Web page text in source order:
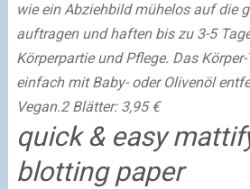
wie ein Abziehbild mühelos auf die
auftragen und haften bis zu 3-5
Körperpartie und Pflege. Das
einfach mit Baby- oder Olivenöl
Vegan.2 Blätter: 3,95 €
quick & easy
blotting paper